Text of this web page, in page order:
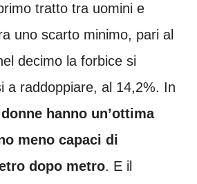
tratto tra uomini e
uno scarto minimo, pari al
decimo la forbice si
a raddoppiare, al 14,2%. In
donne hanno un’ottima
meno capaci di
dopo metro. E il